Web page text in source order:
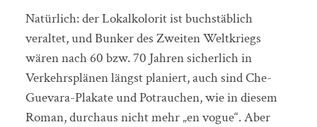
Natürlich: der Lokalkolorit ist buchstäblich
veraltet, und Bunker des Zweiten Weltkriegs
wären nach 60 bzw. 70 Jahren sicherlich in
Verkehrsplänen längst planiert, auch sind Che-
Guevara-Plakate und Potrauchen, wie in diesem
Roman, durchaus nicht mehr „en vogue“. Aber